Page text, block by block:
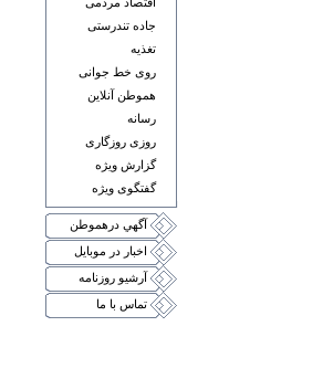
جاده تندرستی
تغذيه
روی خط جوانی
هموطن آنلاين
رسانه
روزی روزگاری
گزارش ويژه
گفتگوی ويژه
آگهي درهموطن
اخبار در موبايل
آرشيو روزنامه
تماس با ما